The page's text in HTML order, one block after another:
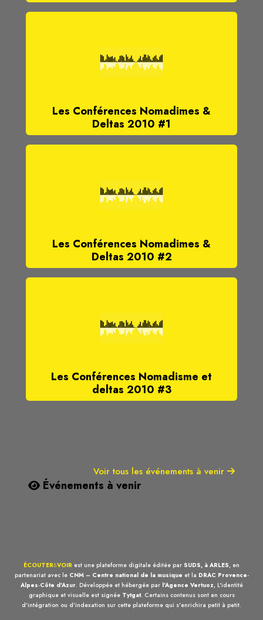
Les Conférences Nomadimes &
Deltas 2010 #1
Les Conférences Nomadimes &
Deltas 2010 #2
Les Conférences Nomadisme et
deltas 2010 #3
Voir tous les événements à venir
Événements à venir
ÉCOUTER&VOIR est une plateforme digitale éditée par SUDS, à ARLES, en
partenariat avec le CNM – Centre national de la musique et la DRAC Provence-
Alpes-Côte d'Azur. Développée et hébergée par l'Agence Vertuoz, L'identité
graphique et visuelle est signée Tytgat. Certains contenus sont en cours
d'intégration ou d'indexation sur cette plateforme qui s'enrichira petit à petit.